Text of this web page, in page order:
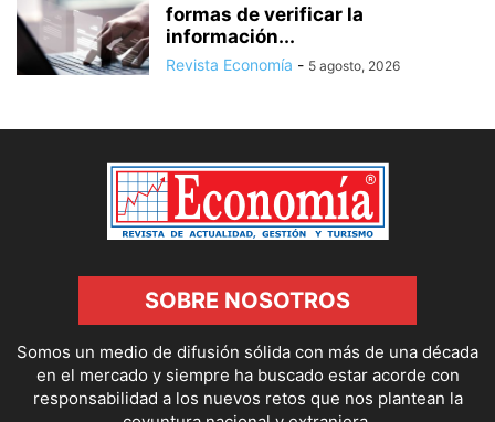
formas de verificar la
información...
Revista Economía - 5 agosto, 2026
SOBRE NOSOTROS
Somos un medio de difusión sólida con más de una década
en el mercado y siempre ha buscado estar acorde con
responsabilidad a los nuevos retos que nos plantean la